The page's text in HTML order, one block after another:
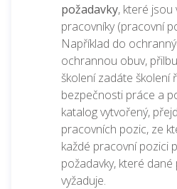
požadavky, které jsou
pracovníky (pracovní
Například do
ochrannou obuv,
školení zadáte školení
bezpečnosti práce a
katalog vytvořený,
pracovních pozic, ze
každé pracovní pozici
požadavky, které
vyžaduje.